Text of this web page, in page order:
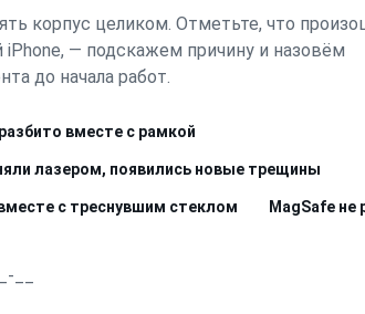
корпус целиком. Отметьте, что
— подскажем причину и назовём
до начала работ.
вместе с рамкой
лазером, появились новые трещины
с треснувшим стеклом MagSafe не